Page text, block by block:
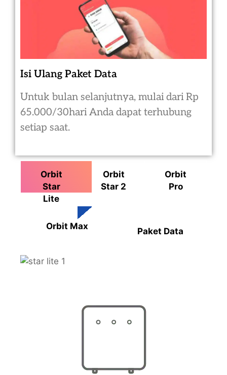
Isi Ulang Paket Data
Untuk bulan selanjutnya, mulai dari Rp
65.000/30hari Anda dapat terhubung
setiap saat.
Orbit
Star
Lite
Orbit
Star 2
Orbit
Pro
Orbit Max Paket Data